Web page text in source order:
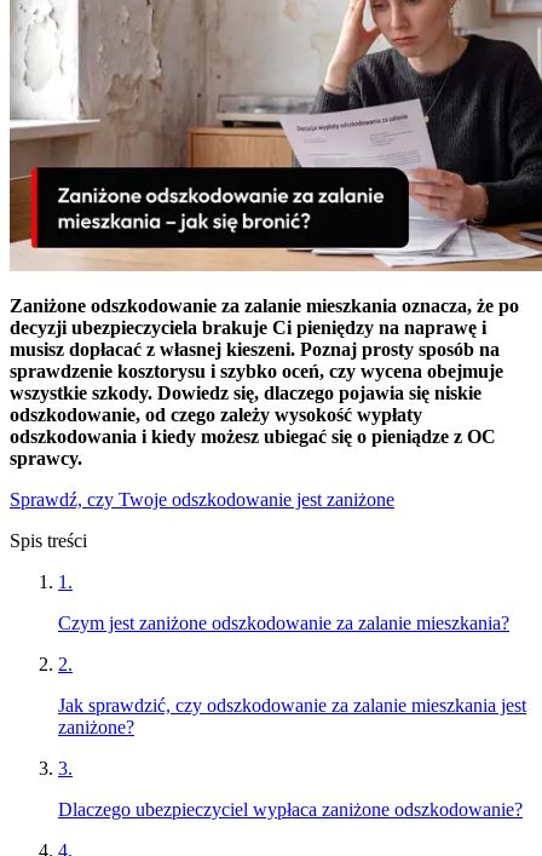
Zaniżone odszkodowanie za zalanie mieszkania oznacza, że po
decyzji ubezpieczyciela brakuje Ci pieniędzy na naprawę i
musisz dopłacać z własnej kieszeni. Poznaj prosty sposób na
sprawdzenie kosztorysu i szybko oceń, czy wycena obejmuje
wszystkie szkody. Dowiedz się, dlaczego pojawia się niskie
odszkodowanie, od czego zależy wysokość wypłaty
odszkodowania i kiedy możesz ubiegać się o pieniądze z OC
sprawcy.
Sprawdź, czy Twoje odszkodowanie jest zaniżone
Spis treści
1 .
Czym jest zaniżone odszkodowanie za zalanie mieszkania?
2.
Jak sprawdzić, czy odszkodowanie za zalanie mieszkania jest
zaniżone?
3.
Dlaczego ubezpieczyciel wypłaca zaniżone odszkodowanie?
4.